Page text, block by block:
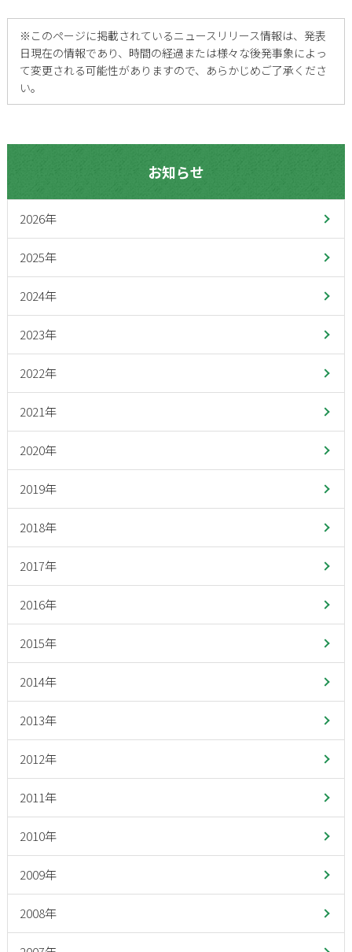
※ このページに掲載されているニュースリリース情報は、発表
日現在の情報であり、時間の経過または様々な後発事象によっ
て変更される可能性がありますので、あらかじめご了承くださ
い。
お知らせ
2026年
2025年
2024年
2023年
2022年
2021年
2020年
2019年
2018年
2017年
2016年
2015年
2014年
2013年
2012年
2011年
2010年
2009年
2008年